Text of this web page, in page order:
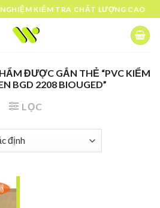
KIỂM TRA CHẤT LƯỢNG CAO
ĐƯỢC GẮN THẺ “PVC KIỂM
BGD 2208 BIOUGED”
LỌC